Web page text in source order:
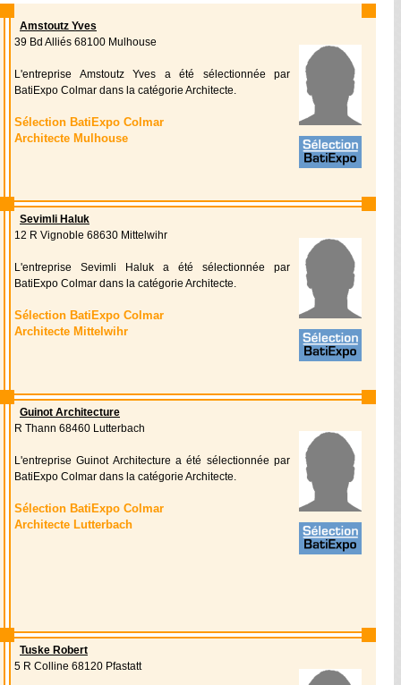
Amstoutz Yves
39 Bd Alliés 68100 Mulhouse
L'entreprise Amstoutz Yves a été sélectionnée par
BatiExpo Colmar dans la catégorie Architecte.
Sélection BatiExpo Colmar
Architecte Mulhouse
Sevimli Haluk
12 R Vignoble 68630 Mittelwihr
L'entreprise Sevimli Haluk a été sélectionnée par
BatiExpo Colmar dans la catégorie Architecte.
Sélection BatiExpo Colmar
Architecte Mittelwihr
Guinot Architecture
R Thann 68460 Lutterbach
L'entreprise Guinot Architecture a été sélectionnée par
BatiExpo Colmar dans la catégorie Architecte.
Sélection BatiExpo Colmar
Architecte Lutterbach
Tuske Robert
5 R Colline 68120 Pfastatt